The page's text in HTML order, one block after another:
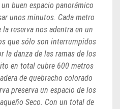
buen espacio panorámico
unos minutos. Cada metro
reserva nos adentra en un
que sólo son interrumpidos
la danza de las ramas de los
en total cubre 600 metros
de quebracho colorado
preserva un espacio de los
Seco. Con un total de